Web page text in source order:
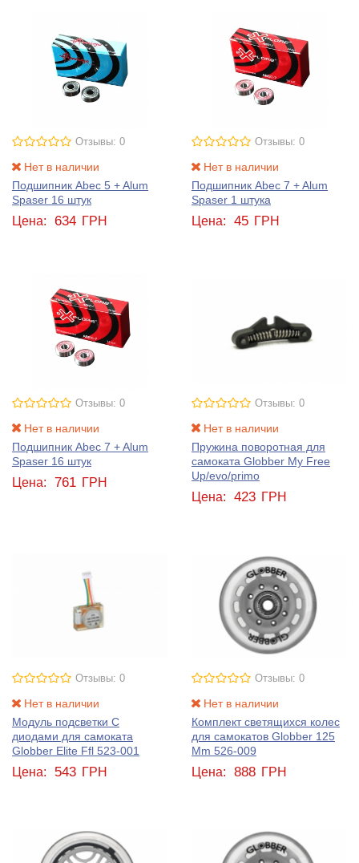
Отзывы: 0
Нет в наличии
Подшипник Abec 5 + Alum
Spaser 16 штук
Цена: 634 ГРН
Отзывы: 0
Нет в наличии
Подшипник Abec 7 + Alum
Spaser 1 штука
Цена: 45 ГРН
Отзывы: 0
Нет в наличии
Подшипник Abec 7 + Alum
Spaser 16 штук
Цена: 761 ГРН
Отзывы: 0
Нет в наличии
Пружина поворотная для
самоката Globber My Free
Up/evo/primo
Цена: 423 ГРН
Отзывы: 0
Нет в наличии
Модуль подсветки C
диодами для самоката
Globber Elite Ffl 523-001
Цена: 543 ГРН
Отзывы: 0
Нет в наличии
Комплект светящихся колес
для самокатов Globber 125
Mm 526-009
Цена: 888 ГРН